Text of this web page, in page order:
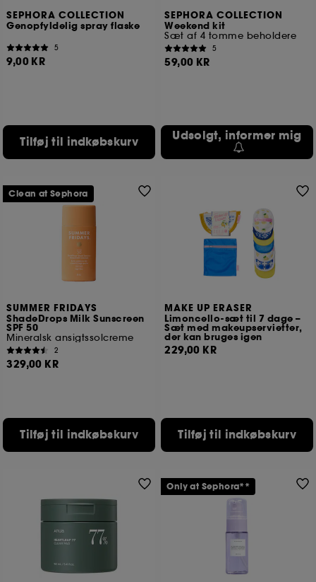
SEPHORA COLLECTION
Genopfyldelig spray flaske
5
9,00 KR
Tilføj til indkøbskurv
SEPHORA COLLECTION
Weekend kit
Sæt af 4 tomme beholdere
5
59,00 KR
Udsolgt, informer mig
SUMMER FRIDAYS
ShadeDrops Milk Sunscreen
SPF 50
Mineralsk ansigtssolcreme
2
329,00 KR
Tilføj til indkøbskurv
Clean at Sephora
MAKE UP ERASER
Limoncello-sæt til 7 dage –
Sæt med makeupservietter,
der kan bruges igen
229,00 KR
Tilføj til indkøbskurv
Only at Sephora**